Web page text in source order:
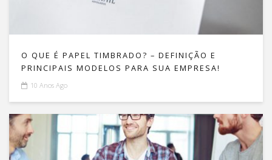
O QUE É PAPEL TIMBRADO? – DEFINIÇÃO E
PRINCIPAIS MODELOS PARA SUA EMPRESA!
10 Anos Ago